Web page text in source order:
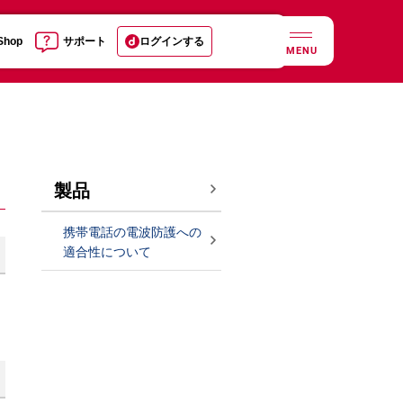
サポート ログインする
MENU
製品
携帯電話の電波防護への
適合性について